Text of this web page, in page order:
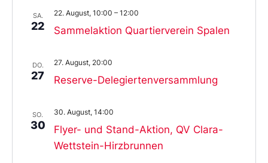
SA.
22 Sammelaktion Quartierverein Spalen
22. August, 10:00 – 12:00
DO.
27 Reserve-Delegiertenversammlung
27. August, 20:00
SO.
30
Flyer- und Stand-Aktion, QV Clara-
Wettstein-Hirzbrunnen
30. August, 14:00